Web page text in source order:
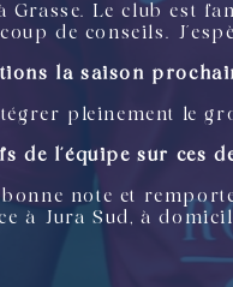
Grasse. Le club est
de conseils.
la saison
pleinement le
de l’équipe sur ces
note et
à Jura Sud, à